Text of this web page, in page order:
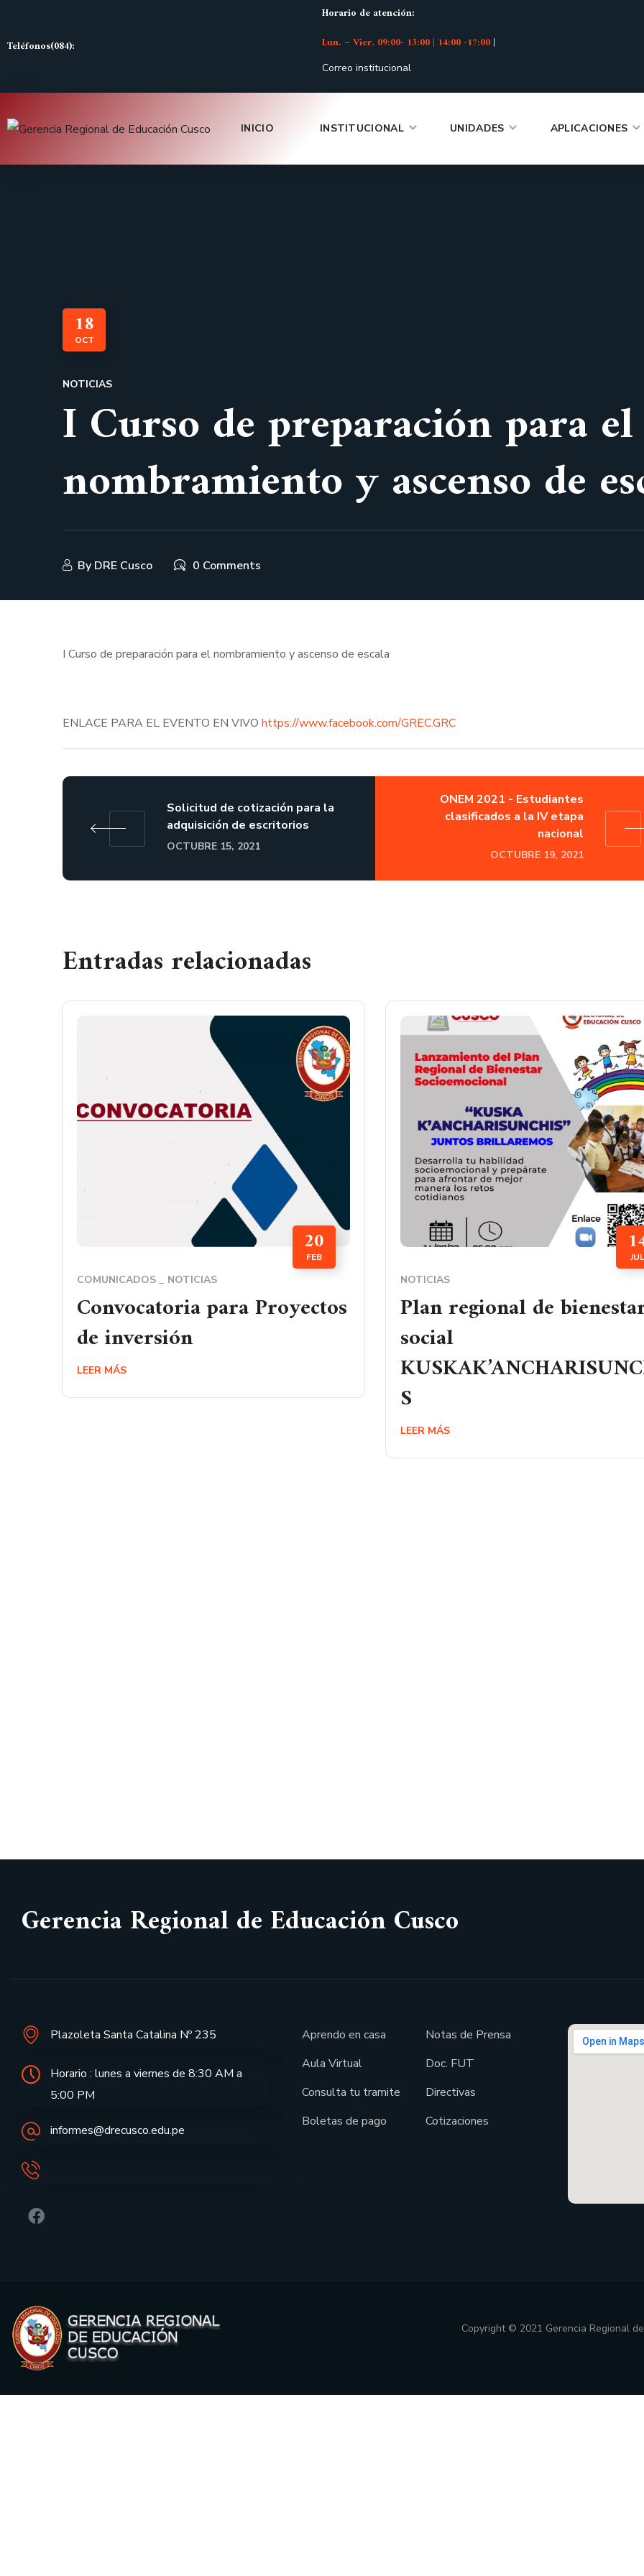
Teléfonos(084):
Horario de atención:
Lun. – Vier. 09:00- 13:00 | 14:00 -17:00|
Correo institucional
INICIO INSTITUCIONAL UNIDADES APLICACIONES
18
OCT
NOTICIAS
I Curso de preparación para el
nombramiento y ascenso de
By DRE Cusco 0 Comments
I Curso de preparación para el nombramiento y ascenso de escala
ENLACE PARA EL EVENTO EN VIVO https://www.facebook.com/GREC.GRC
Solicitud de cotización para la
adquisición de escritorios
OCTUBRE 15, 2021
ONEM 2021 - Estudiantes
clasificados a la IV etapa
nacional
OCTUBRE 19, 2021
Entradas relacionadas
20
FEB
COMUNICADOS NOTICIAS
Convocatoria para Proyectos
de inversión
LEER MÁS
JUL
NOTICIAS
Plan regional de
social
S
LEER MÁS
Gerencia Regional de Educación Cusco
Plazoleta Santa Catalina Nº 235
Horario : lunes a viernes de 8:30 AM a
5:00 PM
informes@drecusco.edu.pe
Aprendo en casa
Aula Virtual
Consulta tu tramite
Boletas de pago
Notas de Prensa
Doc. FUT
Directivas
Cotizaciones
Copyright © 2021 Gerencia Regional